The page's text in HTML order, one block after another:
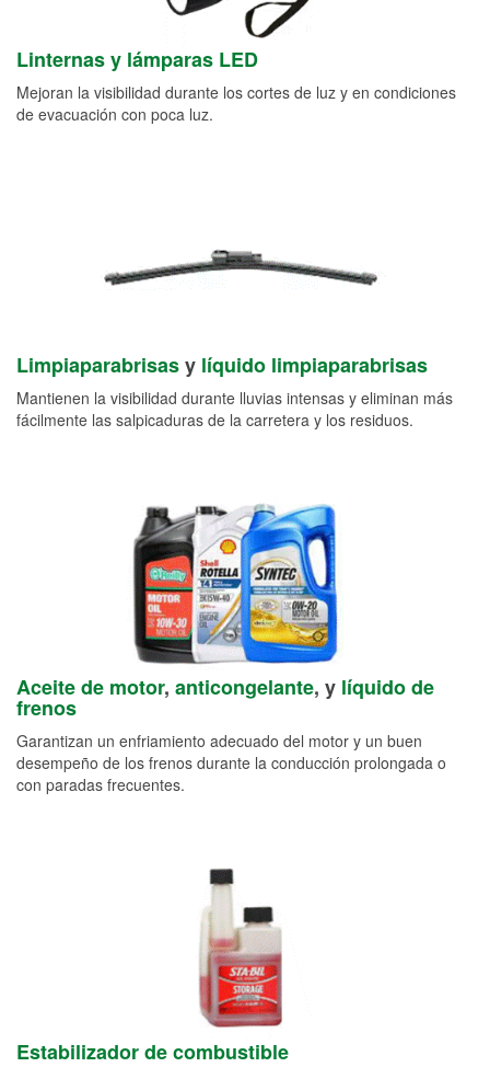
Linternas y lámparas LED
Mejoran la visibilidad durante los cortes de luz y en condiciones
de evacuación con poca luz.
Limpiaparabrisasy líquido limpiaparabrisas
Mantienen la visibilidad durante lluvias intensas y eliminan más
fácilmente las salpicaduras de la carretera y los residuos.
Aceite de motor, anticongelante, y líquido de
frenos
Garantizan un enfriamiento adecuado del motor y un buen
desempeño de los frenos durante la conducción prolongada o
con paradas frecuentes.
Estabilizador de combustible